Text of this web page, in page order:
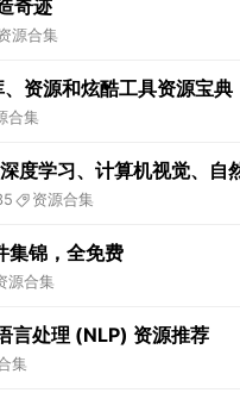
奇迹
源合集
资源和炫酷工具资源宝典
合集
度学习、计算机视觉、自
资源合集
集锦，全免费
源合集
言处理 (NLP) 资源推荐
集